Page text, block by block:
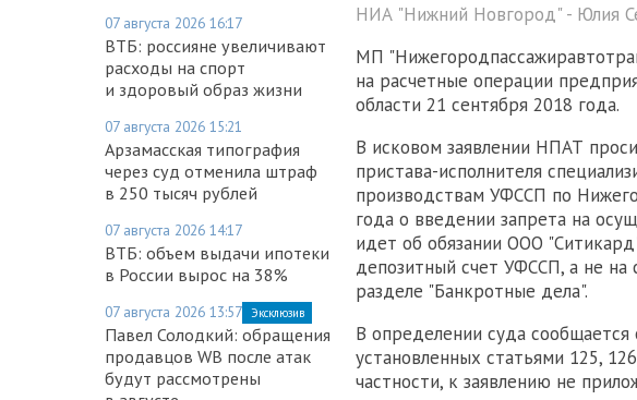
07 августа 2026 16:17
ВТБ: россияне увеличивают
расходы на спорт
и здоровый образ жизни
07 августа 2026 15:21
Арзамасская типография
через суд отменила штраф
в 250 тысяч рублей
07 августа 2026 14:17
ВТБ: объем выдачи ипотеки
в России вырос на 38%
07 августа 2026 13:57 Эксклюзив
Павел Солодкий: обращения
продавцов WB после атак
будут рассмотрены
НИА "Нижний Новгород" - Юлия
МП
на расчетные операции
области 21 сентября 2018 года.
В исковом заявлении НПАТ
пристава-исполнителя
производствам УФССП по
года о введении запрета на
идет об обязании ООО
депозитный счет УФССП, а не
разделе "Банкротные дела".
В определении суда
установленных статьями 125,
частности, к заявлению не